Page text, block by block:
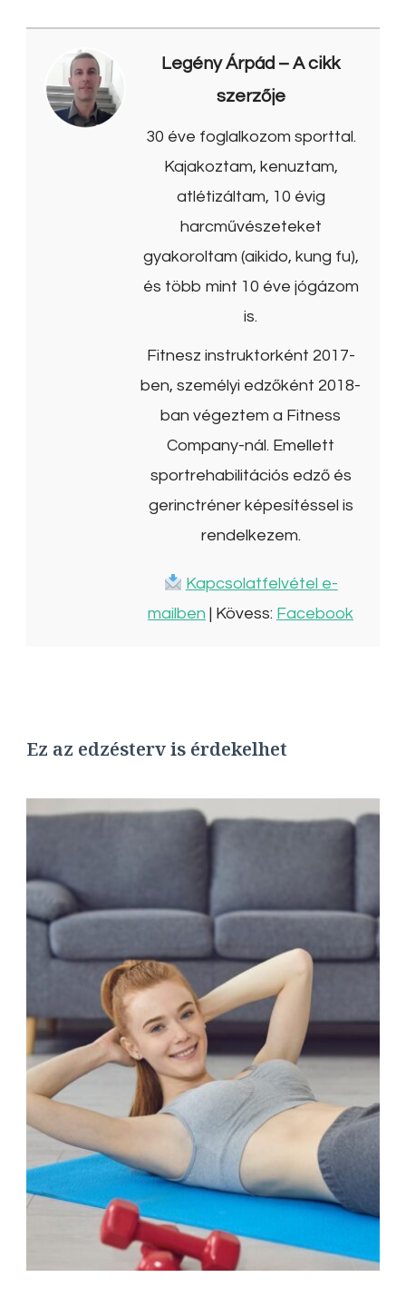
Legény Árpád – A cikk
szerzője
30 éve foglalkozom sporttal.
Kajakoztam, kenuztam,
atlétizáltam, 10 évig
harcművészeteket
gyakoroltam (aikido, kung fu),
és több mint 10 éve jógázom
is.
Fitnesz instruktorként 2017-
ben, személyi edzőként 2018-
ban végeztem a Fitness
Company-nál. Emellett
sportrehabilitációs edző és
gerinctréner képesítéssel is
rendelkezem.
Kapcsolatfelvétel e-
mailben | Kövess: Facebook
Ez az edzésterv is érdekelhet